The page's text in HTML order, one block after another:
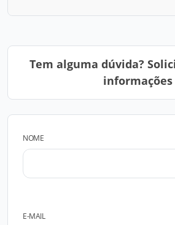
Tem alguma dúvida?
informações
NOME
E-MAIL